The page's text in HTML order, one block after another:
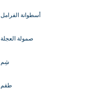
أسطوانة الفرامل
صمولة العجلة
شِم
طقم